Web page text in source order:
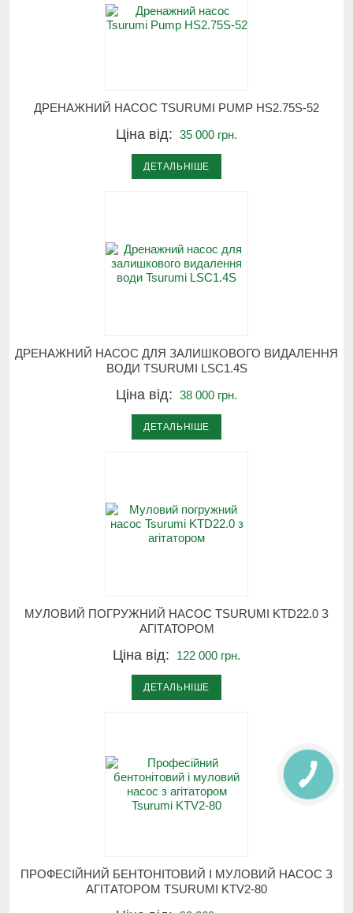
ДРЕНАЖНИЙ НАСОС TSURUMI PUMP HS2.75S-52
Ціна від: 35 000 грн.
ДЕТАЛЬНІШЕ
ДРЕНАЖНИЙ НАСОС ДЛЯ ЗАЛИШКОВОГО ВИДАЛЕННЯ
ВОДИ TSURUMI LSC1.4S
Ціна від: 38 000 грн.
ДЕТАЛЬНІШЕ
МУЛОВИЙ ПОГРУЖНИЙ НАСОС TSURUMI KTD22.0 З
АГІТАТОРОМ
Ціна від: 122 000 грн.
ДЕТАЛЬНІШЕ
ПРОФЕСІЙНИЙ БЕНТОНІТОВИЙ І МУЛОВИЙ НАСОС З
АГІТАТОРОМ TSURUMI KTV2-80